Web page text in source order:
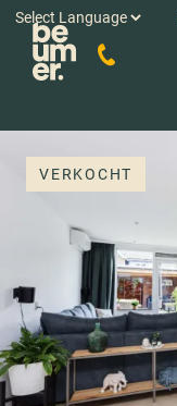
VERKOCHT